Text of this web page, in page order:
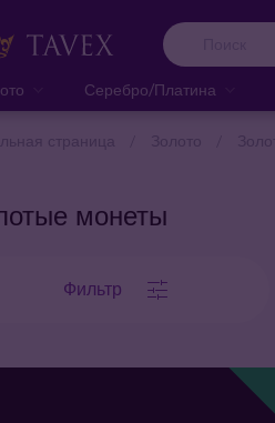
Серебро/Платина
монеты
Фильтр